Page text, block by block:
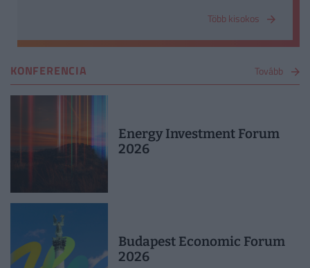
Több kisokos
KONFERENCIA Tovább
Energy Investment Forum
2026
Budapest Economic Forum
2026